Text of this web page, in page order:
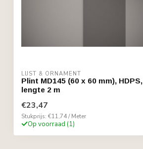
LIJST & ORNAMENT
Plint MD145 (60 x 60 mm), HDPS,
lengte 2 m
€23,47
Stukprijs: €11,74 / Meter
Op voorraad (1)